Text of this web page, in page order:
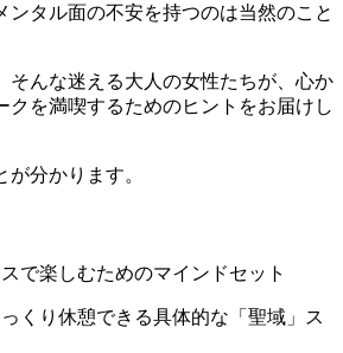
ンタル面の不安を持つのは当然のこと
そんな迷える大人の女性たちが、心か
クを満喫するためのヒントをお届けし
分かります。
で楽しむためのマインドセット
くり休憩できる具体的な「聖域」ス